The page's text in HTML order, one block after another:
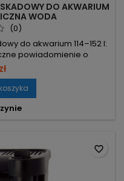
DO AKWARIUM
WODA
(0)
do akwarium 114–152 l:
powiadomienie o
750 l/h – szybkie
7 W – niskie zużycie
do średnich
RFC02
+ czujnik wymiany
favorite_border